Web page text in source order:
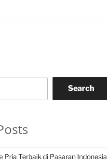
Search
Pria Terbaik di Pasaran Indonesia